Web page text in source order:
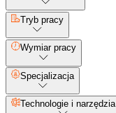
Tryb pracy
Wymiar pracy
Specjalizacja
Technologie i narzędzia